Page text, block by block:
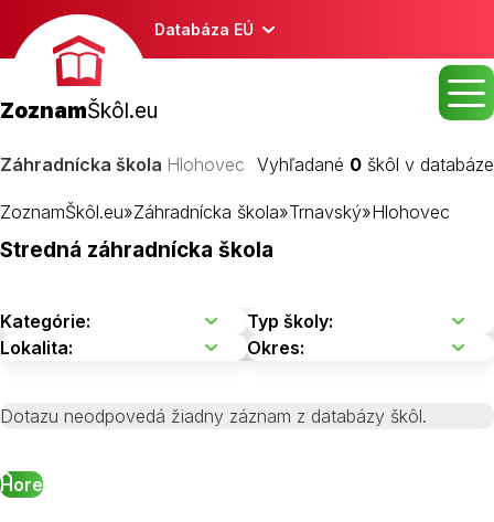
Databáza EÚ
ZoznamŠkôl.eu
Záhradnícka škola Hlohovec Vyhľadané 0 škôl v databáze
ZoznamŠkôl.eu»Záhradnícka škola»Trnavský»Hlohovec
Stredná záhradnícka škola
Dotazu neodpovedá žiadny záznam z databázy škôl.
Hore